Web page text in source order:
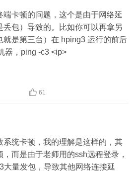
端卡顿的问题，这个是由于网络延
丢包）导致的。比如你可以再拿另
就是第三台）在 hping3 运行的前后
器，ping -c3 <ip>
你可能看到最长的也不超过 1 ms：
= 0.815/0.914/0.989/0.081 ms
，不仅平均延迟增长到了 245 m
包的发生：
 61
系统卡顿，我的理解是这样的，其
，而是由于老师用的ssh远程登录，
大量发包，导致其他网络连接延